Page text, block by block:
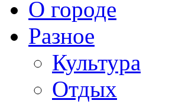
О городе
Разное
Культура
Отдых